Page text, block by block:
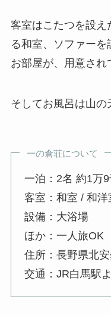
客室はこたつを設え
る和室、ソファーを
お部屋が、用意され
そしてお風呂は山
一の倉荘について
一泊：2名 約1万
客室：和室 / 和洋
設備：大浴場
ほか：一人旅OK
住所：長野県北
交通：JR白馬駅